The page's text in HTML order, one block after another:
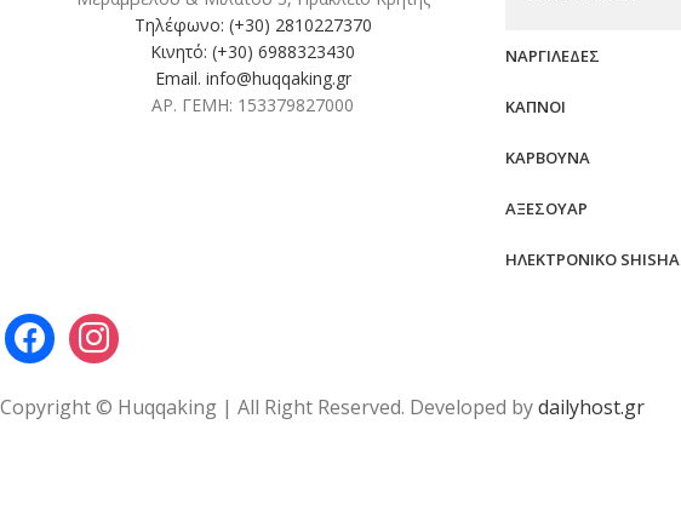
Τηλέφωνο: (+30) 2810227370
Κινητό: (+30) 6988323430
Email. info@huqqaking.gr
ΑΡ. ΓΕΜΗ: 153379827000
ΝΑΡΓΙΛΈΔΕΣ
ΚΑΠΝΟΊ
ΚΆΡΒΟΥΝΑ
ΑΞΕΣΟΥΆΡ
ΗΛΕΚΤΡΟΝΙΚΌ SHISHA
Copyright © Huqqaking | All Right Reserved. Developed bydailyhost.gr